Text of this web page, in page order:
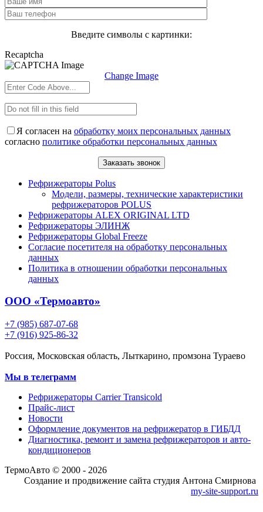
Введите символы с картинки:
Recaptcha
Change Image
Я согласен на обработку моих персональных данных
согласно политике обработки персональных данных
Рефрижераторы Polus
Модели, размеры, технические характеристики
рефрижераторов POLUS
Рефрижераторы ALEX ORIGINAL LTD
Рефрижераторы ЭЛИНЖ
Рефрижераторы Global Freeze
Согласие посетителя на обработку персональных
данных
Политика в отношении обработки персональных
данных
ООО «Термоавто»
+7 (985) 687-07-68
+7 (916) 925-86-32
Россия, Московская область, Лыткарино, промзона Тураево
Мы в телеграмм
Рефрижераторы Carrier Transicold
Прайс-лист
Новости
Оформление документов на рефрижератор в ГИБДД
Диагностика, ремонт и замена рефрижераторов и авто-
кондиционеров
ТермоАвто © 2000 - 2026
Создание и продвижение сайта студия Антона Смирнова
my-site-support.ru